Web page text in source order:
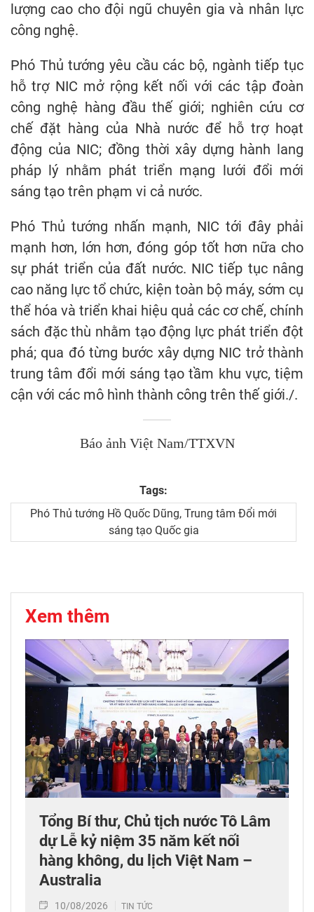
lượng cao cho đội ngũ chuyên gia và nhân lực
công nghệ.
Phó Thủ tướng yêu cầu các bộ, ngành tiếp tục
hỗ trợ NIC mở rộng kết nối với các tập đoàn
công nghệ hàng đầu thế giới; nghiên cứu cơ
chế đặt hàng của Nhà nước để hỗ trợ hoạt
động của NIC; đồng thời xây dựng hành lang
pháp lý nhằm phát triển mạng lưới đổi mới
sáng tạo trên phạm vi cả nước.
Phó Thủ tướng nhấn mạnh, NIC tới đây phải
mạnh hơn, lớn hơn, đóng góp tốt hơn nữa cho
sự phát triển của đất nước. NIC tiếp tục nâng
cao năng lực tổ chức, kiện toàn bộ máy, sớm cụ
thể hóa và triển khai hiệu quả các cơ chế, chính
sách đặc thù nhằm tạo động lực phát triển đột
phá; qua đó từng bước xây dựng NIC trở thành
trung tâm đổi mới sáng tạo tầm khu vực, tiệm
cận với các mô hình thành công trên thế giới./.
Báo ảnh Việt Nam/TTXVN
Tags:
Phó Thủ tướng Hồ Quốc Dũng, Trung tâm Đổi mới
sáng tạo Quốc gia
Xem thêm
Tổng Bí thư, Chủ tịch nước Tô Lâm
dự Lễ kỷ niệm 35 năm kết nối
hàng không, du lịch Việt Nam –
Australia
10/08/2026 TIN TỨC